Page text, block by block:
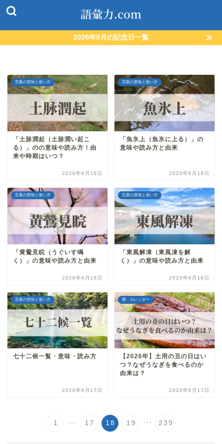
2026年8月の記念日一覧
言葉の意味と使い方
「土脉潤起（土脉潤い起こ
る）」のの意味や読み方！由
来や時期はいつ？
2026年6月18日
言葉の意味と使い方
「魚氷上（魚氷に上る）」の
意味や読み方と由来
2026年6月18日
言葉の意味と使い方
「黄鶯見睆（うぐいす鳴
く）」の意味や読み方と由来
2026年6月18日
言葉の意味と使い方
「東風解凍（東風凍を解
く）」の意味や読み方と由来
2026年6月18日
言葉の意味と使い方
七十二候一覧・意味・読み方
2026年6月17日
暦・カレンダー
【2026年】土用の丑の日はい
つ？なぜうなぎを食べるのか
由来は？
2026年6月17日
1 ... 17 18 19 ... 239